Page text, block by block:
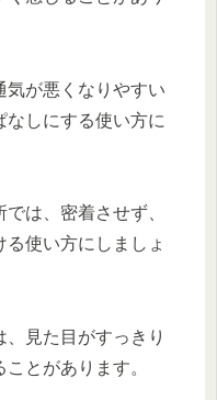
気が悪くなりやすい
なしにする使い方に
は、密着させず、
使い方にしましょ
見た目がすっきり
とがあります。